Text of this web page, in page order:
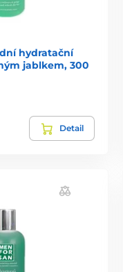
hydratační
jablkem, 300
Detail